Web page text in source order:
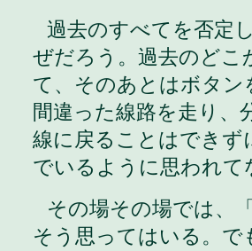
過去のすべてを否定
ぜだろう。過去のどこ
て、そのあとはボタ
間違った線路を走り、
線に戻ることはできず
でいるように思われて
その場その場では、
そう思ってはいる。で